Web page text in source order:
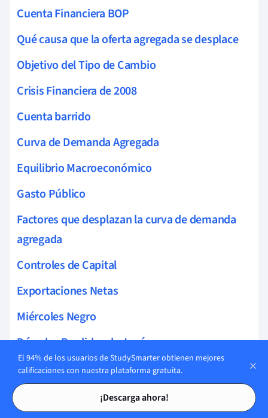
Tarjetas de estudio
Tarjetas de estudio
Cuenta Financiera BOP
Qué causa que la oferta agregada se desplace
Objetivo del Tipo de Cambio
Crisis Financiera de 2008
Cuenta barrido
Curva de Demanda Agregada
Equilibrio Macroeconómico
Gasto Público
Factores que desplazan la curva de demanda
agregada
Controles de Capital
Exportaciones Netas
Miércoles Negro
Décadas Perdidas de Japón
Banca en línea
Transacciones emparejadas
El 94% de los usuarios de StudySmarter obtienen mejores
calificaciones con nuestra plataforma gratuita.
¡Descarga ahora!